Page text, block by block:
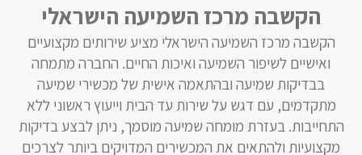
הקשבה מרכז השמיעה הישראלי
הקשבה מרכז השמיעה הישראלי מציע שירותים מקצועיים
ואישיים לשיפור השמיעה ואיכות החיים. החברה מתמחה
בבדיקות שמיעה ובהתאמה אישית של מכשירי שמיעה
מתקדמים, עם דגש על שירות עד הבית וייעוץ ראשוני ללא
התחייבות. בעזרת מומחה שמיעה מוסמך, ניתן לבצע בדיקות
מקצועיות ולהתאים את המכשירים המדויקים ביותר לצרכים